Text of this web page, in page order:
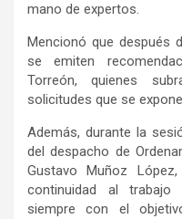
mano de expertos.
Mencionó que después
se emiten
Torreón, quienes
solicitudes que se
Además, durante la
del despacho de
Gustavo Muñoz
continuidad al trabajo
siempre con el